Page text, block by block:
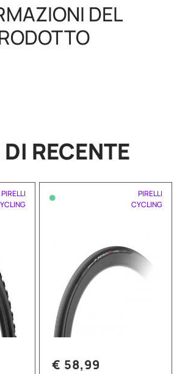
DEL
RECENTE
PIRELLI
•
PIRELLI
CYCLING
€ 58,99